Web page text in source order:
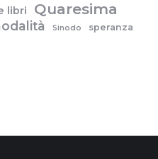
libri Quaresima
Sinodo speranza